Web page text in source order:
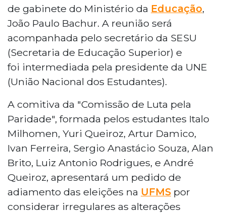
de gabinete do Ministério da Educação,
João Paulo Bachur. A reunião será
acompanhada pelo secretário da SESU
(Secretaria de Educação Superior) e
foi intermediada pela presidente da UNE
(União Nacional dos Estudantes).
A comitiva da "Comissão de Luta pela
Paridade", formada pelos estudantes Italo
Milhomen, Yuri Queiroz, Artur Damico,
Ivan Ferreira, Sergio Anastácio Souza, Alan
Brito, Luiz Antonio Rodrigues, e André
Queiroz, apresentará um pedido de
adiamento das eleições na UFMS por
considerar irregulares as alterações